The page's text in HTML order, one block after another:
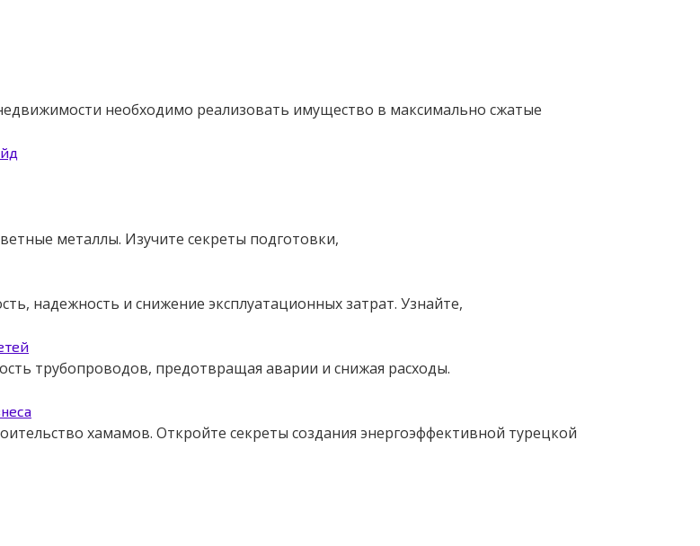
необходимо реализовать имущество в максимально сжатые
металлы. Изучите секреты подготовки,
надежность и снижение эксплуатационных затрат. Узнайте,
трубопроводов, предотвращая аварии и снижая расходы.
хамамов. Откройте секреты создания энергоэффективной турецкой